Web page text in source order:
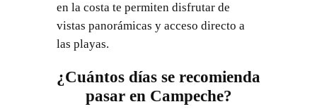
en la costa te permiten disfrutar de
vistas panorámicas y acceso directo a
las playas.
¿Cuántos días se recomienda
pasar en Campeche?